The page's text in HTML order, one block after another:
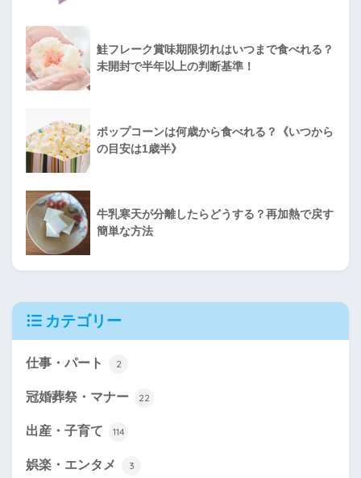
鮭フレーク賞味期限切れはいつまで食べれる？
未開封で半年以上の判断基準！
ポップコーンは何歳から食べれる？《いつから
の目安は1歳半》
牛乳寒天が分離したらどうする？再加熱で戻す
簡単な方法
カテゴリー
仕事・パート 2
冠婚葬祭・マナー 22
出産・子育て 114
娯楽・エンタメ 3